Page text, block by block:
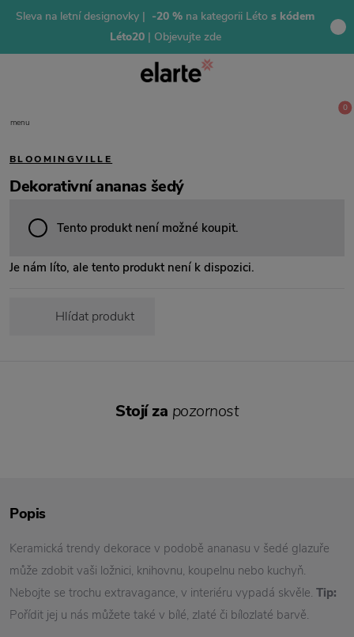
Sleva na letní designovky | -20 % na kategorii Léto s kódem
Léto20 | Objevujte zde
menu
0
BLOOMINGVILLE
Dekorativní ananas šedý
Tento produkt není možné koupit.
Je nám líto, ale tento produkt není k dispozici.
Hlídat produkt
Popis
Keramická trendy dekorace v podobě ananasu v šedé glazuře
může zdobit vaši ložnici, knihovnu, koupelnu nebo kuchyň.
Nebojte se trochu extravagance, v interiéru vypadá skvěle. Tip:
Pořídit jej u nás můžete také v bílé, zlaté či bílozlaté barvě.
Stojí za pozornost